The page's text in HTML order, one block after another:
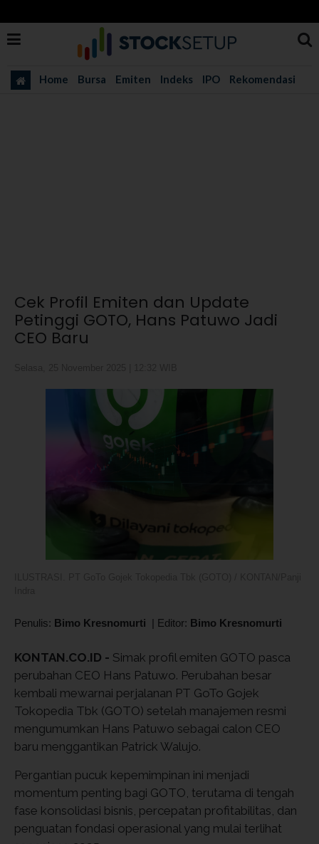
Home Bursa Emiten Indeks IPO Rekomendasi
Cek Profil Emiten dan Update
Petinggi GOTO, Hans Patuwo Jadi
CEO Baru
Penulis: Bimo Kresnomurti | Editor: Bimo Kresnomurti
KONTAN.CO.ID - Simak profil emiten GOTO pasca
perubahan CEO Hans Patuwo. Perubahan besar
kembali mewarnai perjalanan PT GoTo Gojek
Tokopedia Tbk (GOTO) setelah manajemen resmi
mengumumkan Hans Patuwo sebagai calon CEO
baru menggantikan Patrick Walujo.
Pergantian pucuk kepemimpinan ini menjadi
momentum penting bagi GOTO, terutama di tengah
fase konsolidasi bisnis, percepatan profitabilitas, dan
penguatan fondasi operasional yang mulai terlihat